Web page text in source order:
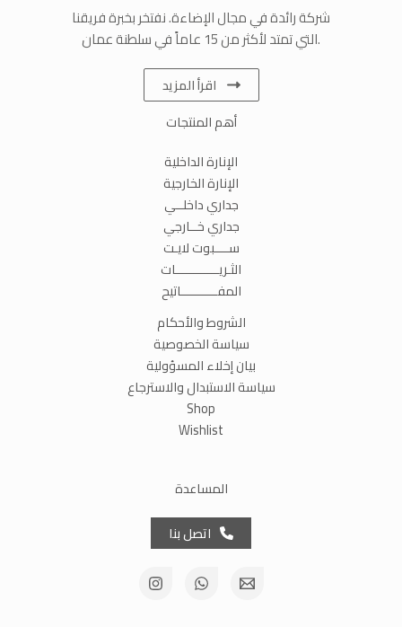
شركة رائدة في مجال الإضاءة. نفتخر بخبرة فريقنا
التي تمتد لأكثر من 15 عاماً في سلطنة عمان.
اقرأ المزيد
أهم المنتجات
الإنارة الداخلية
الإنارة الخارجية
جداري داخلــي
جداري خــارجي
ســــبوت لايـت
الثـريــــــــــــات
المفــــــــــاتيح
الشروط والأحكام
سياسة الخصوصية
بيان إخلاء المسؤولية
سياسة الاستبدال والاسترجاع
Shop
Wishlist
المساعدة
اتصل بنا